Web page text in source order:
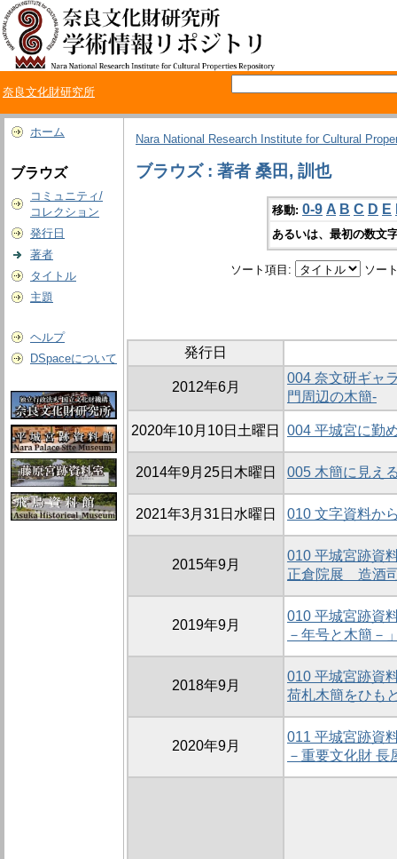
奈良文化財研究所
ホーム
ブラウズ
コミュニティ/
コレクション
発行日
著者
タイトル
主題
ヘルプ
DSpaceについて
Nara National Research Institute for Cultural
ブラウズ : 著者 桑田, 訓也
移動: 0-9 A B C D E
あるいは、最初の数文
ソート項目: ソー
発行日
2012年6月
004 奈文研ギャ
門周辺の木簡-
2020年10月10日土曜日 004 平城宮に勤
2014年9月25日木曜日 005 木簡に見え
2021年3月31日水曜日 010 文字資料か
2015年9月
010 平城宮跡資
正倉院展 造酒
2019年9月
010 平城宮跡資
－年号と木簡－
2018年9月
010 平城宮跡資
荷札木簡をひも
2020年9月
011 平城宮跡資
－重要文化財 長